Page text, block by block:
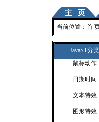
当前位置： 首
JavaST分类
鼠标动作
日期时间
文本特效
图形特效